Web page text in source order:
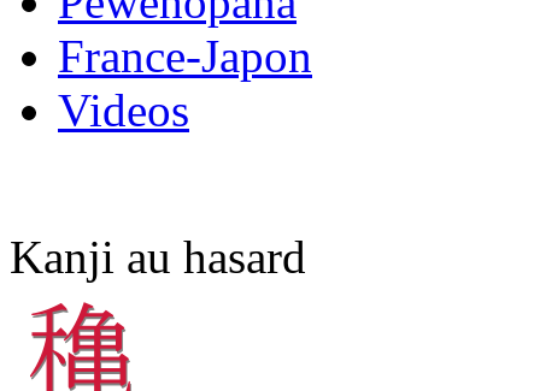
France-Japon
Videos
Kanji au hasard